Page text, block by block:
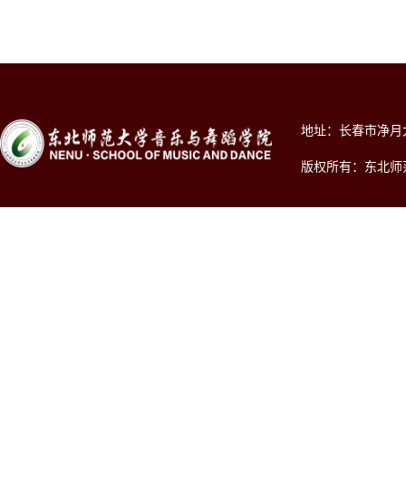
地址：长春市净
版权所有：东北